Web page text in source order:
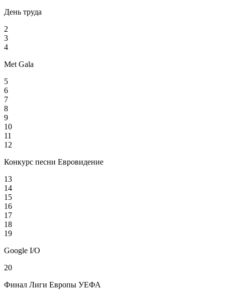
День труда
2
3
4
Met Gala
5
6
7
8
9
10
11
12
Конкурс песни Евровидение
13
14
15
16
17
18
19
Google I/O
20
Финал Лиги Европы УЕФА